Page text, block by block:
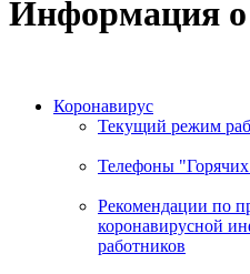
Информация о
Коронавирус
Текущий режим
Телефоны
Рекомендации по
коронавирусной
работников